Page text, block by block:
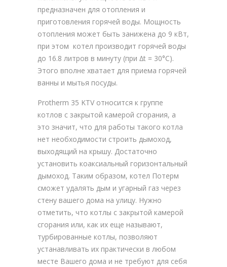
предназначен для отопления и
приготовления горячей воды. Мощность
отопления может быть занижена до 9 кВт,
при этом котел производит горячей воды
до 16.8 литров в минуту (при ∆t = 30°С).
Этого вполне хватает для приема горячей
ванны и мытья посуды.
Protherm 35 KTV относится к группе
котлов с закрытой камерой сгорания, а
это значит, что для работы такого котла
нет необходимости строить дымоход,
выходящий на крышу. Достаточно
установить коаксиальный горизонтальный
дымоход. Таким образом, котел Потерм
сможет удалять дым и угарный газ через
стену вашего дома на улицу. Нужно
отметить, что котлы с закрытой камерой
сгорания или, как их еще называют,
турбированные котлы, позволяют
устанавливать их практически в любом
месте Вашего дома и не требуют для себя